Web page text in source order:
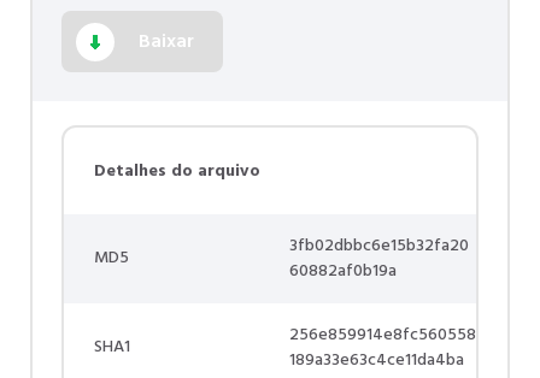
Baixar
Detalhes do arquivo
MD5
3fb02dbbc6e15b32fa20
60882af0b19a
SHA1
256e859914e8fc560558
189a33e63c4ce11da4ba